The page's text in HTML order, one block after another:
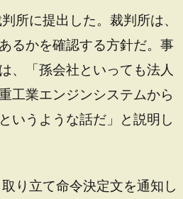
所に提出した。裁判所は、
るかを確認する方針だ。 事
、「孫会社といっても法人
工業エンジンシステムから
いうような話だ」と説明し
り立て命令決定文を通知し